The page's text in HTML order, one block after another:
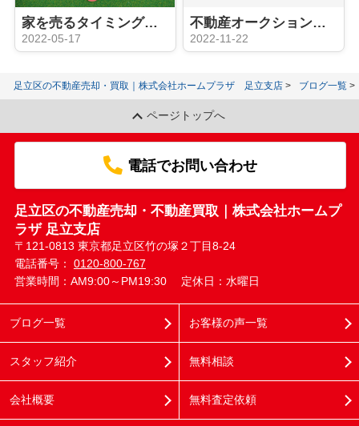
家を売るタイミングはいつ？タイミングを見極めるポイントとは
2022-05-17
不動産オークションとは？メリットや注意すべきポイントを解説
2022-11-22
足立区の不動産売却・買取｜株式会社ホームプラザ 足立支店 ブログ一覧
ページトップへ
電話でお問い合わせ
足立区の不動産売却・不動産買取｜株式会社ホームプ
ラザ 足立支店
〒121-0813 東京都足立区竹の塚２丁目8-24
電話番号： 0120-800-767
営業時間：AM9:00～PM19:30
定休日：水曜日
ブログ一覧
スタッフ紹介
会社概要
お客様の声一覧
無料相談
無料査定依頼